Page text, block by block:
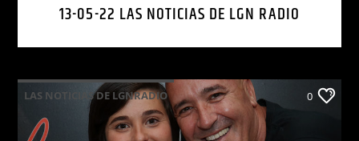
13-05-22 LAS NOTICIAS DE LGN RADIO
LAS NOTICIAS DE LGNRADIO 0